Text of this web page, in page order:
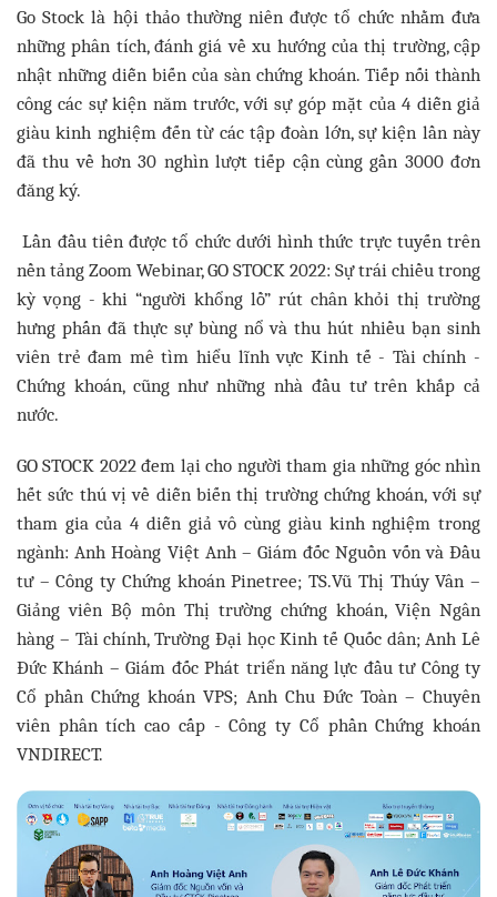
Go Stock là hội thảo thường niên được tổ chức nhằm đưa
những phân tích, đánh giá về xu hướng của thị trường, cập
nhật những diễn biến của sàn chứng khoán. Tiếp nối thành
công các sự kiện năm trước, với sự góp mặt của 4 diễn giả
giàu kinh nghiệm đến từ các tập đoàn lớn, sự kiện lần này
đã thu về hơn 30 nghìn lượt tiếp cận cùng gần 3000 đơn
đăng ký.
Lần đầu tiên được tổ chức dưới hình thức trực tuyến trên
nền tảng Zoom Webinar, GO STOCK 2022: Sự trái chiều trong
kỳ vọng - khi “người khổng lồ” rút chân khỏi thị trường
hưng phấn đã thực sự bùng nổ và thu hút nhiều bạn sinh
viên trẻ đam mê tìm hiểu lĩnh vực Kinh tế - Tài chính -
Chứng khoán, cũng như những nhà đầu tư trên khắp cả
nước.
GO STOCK 2022 đem lại cho người tham gia những góc nhìn
hết sức thú vị về diễn biến thị trường chứng khoán, với sự
tham gia của 4 diễn giả vô cùng giàu kinh nghiệm trong
ngành: Anh Hoàng Việt Anh – Giám đốc Nguồn vốn và Đầu
tư – Công ty Chứng khoán Pinetree; TS.Vũ Thị Thúy Vân –
Giảng viên Bộ môn Thị trường chứng khoán, Viện Ngân
hàng – Tài chính, Trường Đại học Kinh tế Quốc dân; Anh Lê
Đức Khánh – Giám đốc Phát triển năng lực đầu tư Công ty
Cổ phần Chứng khoán VPS; Anh Chu Đức Toàn – Chuyên
viên phân tích cao cấp - Công ty Cổ phần Chứng khoán
VNDIRECT.